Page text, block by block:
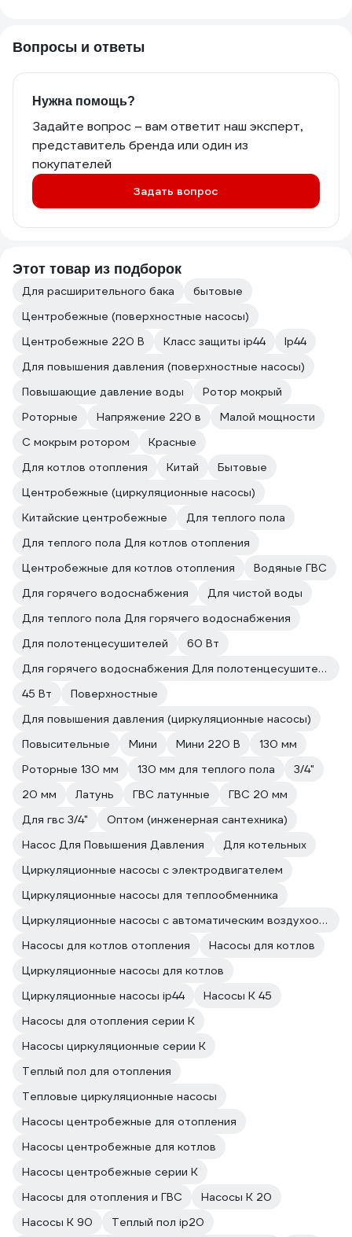
Вопросы и ответы
Нужна помощь?
Задайте вопрос – вам ответит наш эксперт,
представитель бренда или один из
покупателей
Задать вопрос
Этот товар из подборок
Для расширительного бака
бытовые
Центробежные (поверхностные насосы)
Центробежные 220 В
Класс защиты ip44
Ip44
Для повышения давления (поверхностные насосы)
Повышающие давление воды
Ротор мокрый
Роторные
Напряжение 220 в
Малой мощности
С мокрым ротором
Красные
Для котлов отопления
Китай
Бытовые
Центробежные (циркуляционные насосы)
Китайские центробежные
Для теплого пола
Для теплого пола Для котлов отопления
Центробежные для котлов отопления
Водяные ГВС
Для горячего водоснабжения
Для чистой воды
Для теплого пола Для горячего водоснабжения
Для полотенцесушителей
60 Вт
Для горячего водоснабжения Для полотенцесушителей
45 Вт
Поверхностные
Для повышения давления (циркуляционные насосы)
Повысительные
Мини Мини 220 В
130 мм
Роторные 130 мм
130 мм для теплого пола
3/4"
20 мм
Латунь ГВС латунные
ГВС 20 мм
Для гвс 3/4"
Оптом (инженерная сантехника)
Насос Для Повышения Давления
Для котельных
Циркуляционные насосы с электродвигателем
Циркуляционные насосы для теплообменника
Циркуляционные насосы с автоматическим воздухоотводчиком
Насосы для котлов отопления
Насосы для котлов
Циркуляционные насосы для котлов
Циркуляционные насосы ip44
Насосы К 45
Насосы для отопления серии К
Насосы циркуляционные серии К
Теплый пол для отопления
Тепловые циркуляционные насосы
Насосы центробежные для отопления
Насосы центробежные для котлов
Насосы центробежные серии К
Насосы для отопления и ГВС
Насосы К 20
Насосы К 90
Теплый пол ip20